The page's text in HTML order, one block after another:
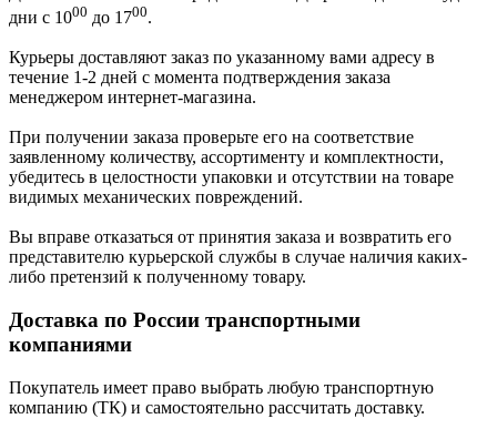
дни с 1000 до 1700.
Курьеры доставляют заказ по указанному вами адресу в
течение 1-2 дней с момента подтверждения заказа
менеджером интернет-магазина.
При получении заказа проверьте его на соответствие
заявленному количеству, ассортименту и комплектности,
убедитесь в целостности упаковки и отсутствии на товаре
видимых механических повреждений.
Вы вправе отказаться от принятия заказа и возвратить его
представителю курьерской службы в случае наличия каких-
либо претензий к полученному товару.
Доставка по России транспортными
компаниями
Покупатель имеет право выбрать любую транспортную
компанию (ТК) и самостоятельно рассчитать доставку.